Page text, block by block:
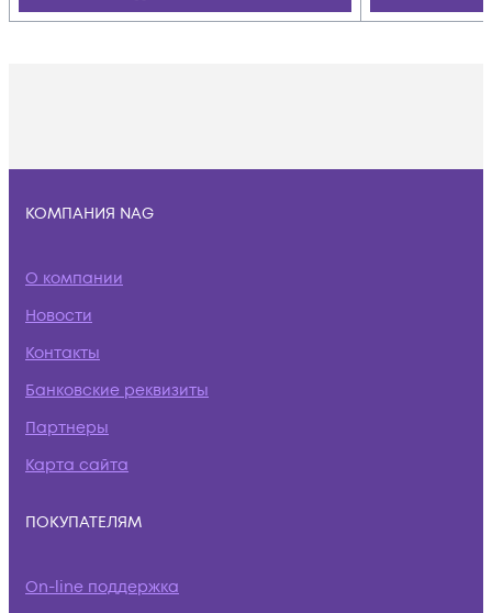
КОМПАНИЯ NAG
О компании
Новости
Контакты
Банковские реквизиты
Партнеры
Карта сайта
ПОКУПАТЕЛЯМ
On-line поддержка